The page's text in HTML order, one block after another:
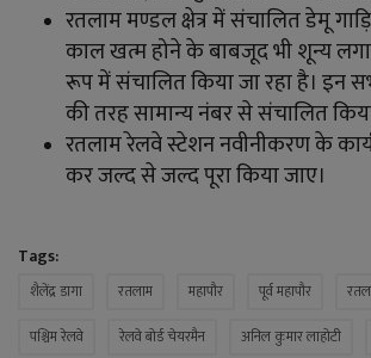
रतलाम मण्डल क्षेत्र में संचालित डेमू
काल खत्म होने के बाबजूद भी शून्य
रूप में संचालित किया जा रहा है। इन
की तरह सामान्य नंबर से संचालित
रतलाम रेलवे स्टेशन नवीनीकरण के
कर जल्द से जल्द पूरा किया जाए।
Tags:
शैलेंद्र डागा रतलाम महापौर पूर्व महापौर
पश्चिम रेलवे
रेलवे बोर्ड चेयरमैन अनिल कुमार लाहोटी